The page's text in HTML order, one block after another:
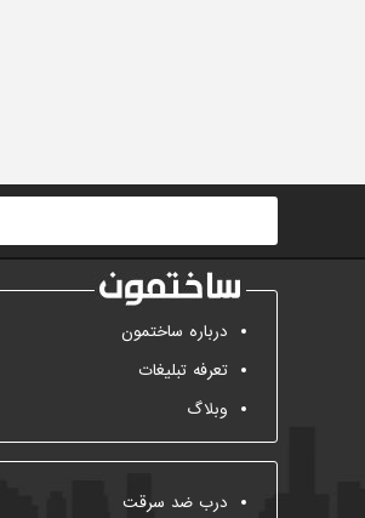
تجهیزات ایمنی ساختمانی در شهر
نمای ساختمان در شهر تهران
تاسیسات برقی در شهر تهران
درباره ساختمون
تعرفه تبلیغات
وبلاگ
درب ضد سرقت